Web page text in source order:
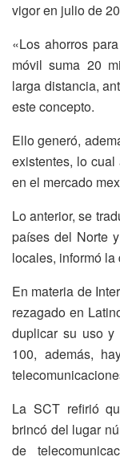
vigor en julio de
«Los ahorros
móvil suma 20
larga distancia,
este concepto.
Ello generó,
existentes, lo
en el mercado
Lo anterior, se
países del Norte
locales, informó
En materia de
rezagado en
duplicar su uso
100, además,
La SCT refirió
brincó del lugar
de